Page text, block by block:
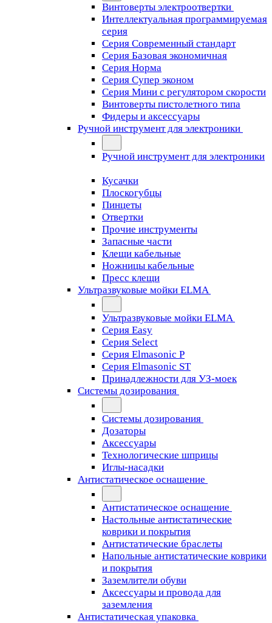
Винтоверты электроотвертки
Интеллектуальная программируемая
серия
Серия Современный стандарт
Серия Базовая экономичная
Серия Норма
Серия Cупер эконом
Серия Мини с регулятором скорости
Винтоверты пистолетного типа
Фидеры и аксессуары
Ручной инструмент для электроники
Ручной инструмент для электроники
Кусачки
Плоскогубцы
Пинцеты
Отвертки
Прочие инструменты
Запасные части
Клещи кабельные
Ножницы кабельные
Пресс клещи
Ультразвуковые мойки ELMA
Ультразвуковые мойки ELMA
Серия Easy
Серия Select
Серия Elmasonic P
Серия Elmasonic ST
Принадлежности для УЗ-моек
Системы дозирования
Системы дозирования
Дозаторы
Аксессуары
Технологические шприцы
Иглы-насадки
Антистатическое оснащение
Антистатическое оснащение
Настольные антистатические
коврики и покрытия
Антистатические браслеты
Напольные антистатические коврики
и покрытия
Заземлители обуви
Аксессуары и провода для
заземления
Антистатическая упаковка